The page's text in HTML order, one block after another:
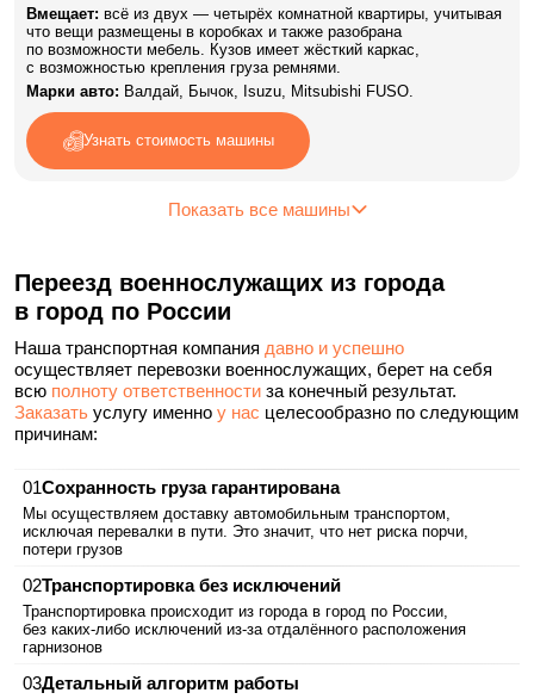
Вмещает: всё из двух — четырёх комнатной квартиры, учитывая
что вещи размещены в коробках и также разобрана
по возможности мебель. Кузов имеет жёсткий каркас,
с возможностью крепления груза ремнями.
Марки авто: Валдай, Бычок, Isuzu, Mitsubishi FUSO.
Узнать стоимость машины
Показать все машины
Переезд военнослужащих из города
в город по России
Наша транспортная компания давно и успешно
осуществляет перевозки военнослужащих, берет на себя
всю полноту ответственности за конечный результат.
Заказать услугу именно у нас целесообразно по следующим
причинам:
Сохранность груза гарантирована
Мы осуществляем доставку автомобильным транспортом,
исключая перевалки в пути. Это значит, что нет риска порчи,
потери грузов
Транспортировка без исключений
Транспортировка происходит из города в город по России,
без каких‑либо исключений из-за отдалённого расположения
гарнизонов
Детальный алгоритм работы